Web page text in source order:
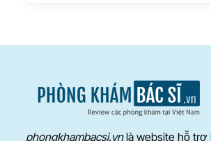
phongkhambacsi.vnlà website hỗ trợ